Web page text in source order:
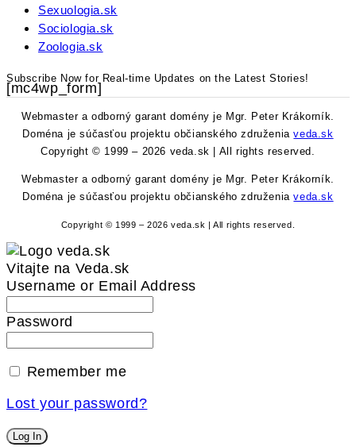
Sexuologia.sk
Sociologia.sk
Zoologia.sk
Subscribe Now for Real-time Updates on the Latest Stories!
[mc4wp_form]
Webmaster a odborný garant domény je Mgr. Peter Krákorník.
Doména je súčasťou projektu občianského združeniaveda.sk
Copyright © 1999 – 2026 veda.sk | All rights reserved.
Webmaster a odborný garant domény je Mgr. Peter Krákorník.
Doména je súčasťou projektu občianského združeniaveda.sk
Copyright © 1999 – 2026 veda.sk | All rights reserved.
Vitajte na Veda.sk
Username or Email Address
Password
Remember me
Lost your password?